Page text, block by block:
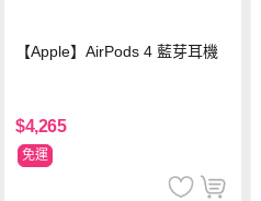
【Apple】AirPods 4 藍芽耳機
$4,265
免運